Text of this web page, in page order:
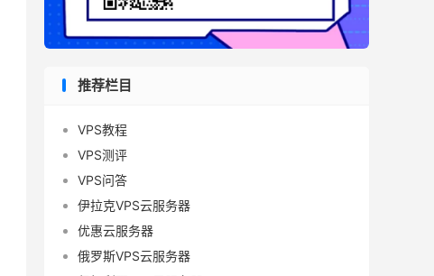
推荐栏目
VPS教程
VPS测评
VPS问答
伊拉克VPS云服务器
优惠云服务器
俄罗斯VPS云服务器